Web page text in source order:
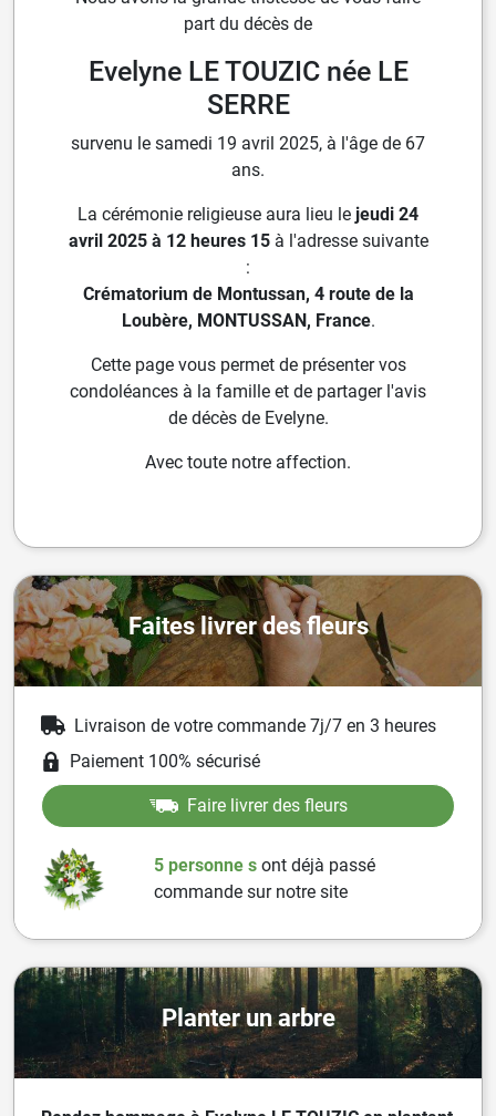
part du décès de
Evelyne LE TOUZIC née LE
SERRE
survenu le samedi 19 avril 2025, à l'âge de 67
ans.
La cérémonie religieuse aura lieu le jeudi 24
avril 2025 à 12 heures 15à l'adresse suivante
:
Crématorium de Montussan, 4 route de la
Loubère, MONTUSSAN, France.
Cette page vous permet de présenter vos
condoléances à la famille et de partager l'avis
de décès de Evelyne.
Avec toute notre affection.
Faites livrer des fleurs
Livraison de votre commande 7j/7 en 3 heures
Paiement 100% sécurisé
Faire livrer des fleurs
5 personne s ont déjà passé
commande sur notre site
Planter un arbre